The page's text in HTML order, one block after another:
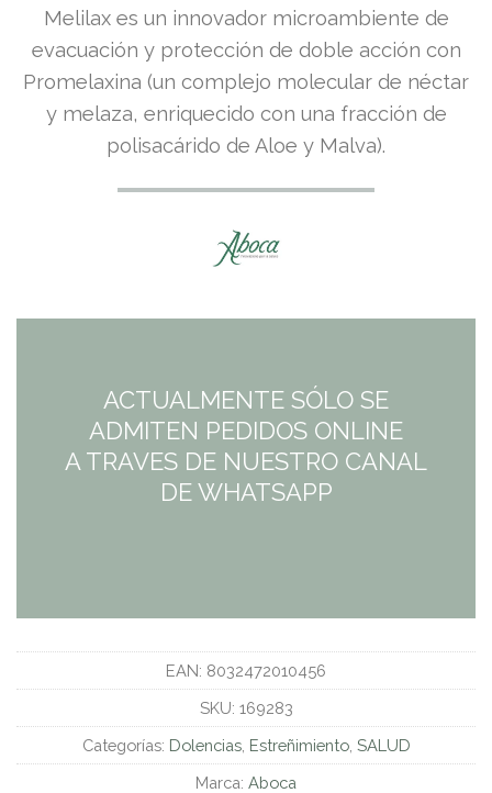
Melilax es un innovador microambiente de
evacuación y protección de doble acción con
Promelaxina (un complejo molecular de néctar
y melaza, enriquecido con una fracción de
polisacárido de Aloe y Malva).
ACTUALMENTE SÓLO SE
ADMITEN PEDIDOS ONLINE
A TRAVES DE NUESTRO CANAL
DE WHATSAPP
EAN: 8032472010456
SKU: 169283
Categorías: Dolencias, Estreñimiento, SALUD
Marca: Aboca